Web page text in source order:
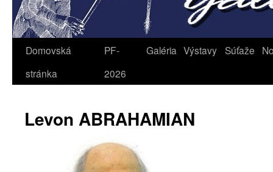
Domovská
stránka
PF-
2026
Galéria Výstavy Súťaže
Levon ABRAHAMIAN